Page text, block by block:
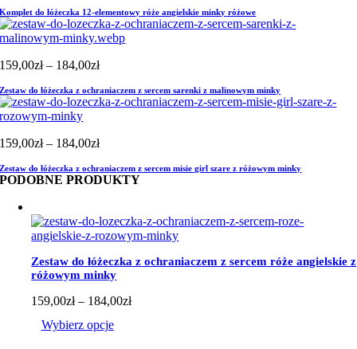
Komplet do łóżeczka 12-elementowy róże angielskie minky różowe
159,00zł – 184,00złZakres
od
159,00zł
Zestaw do łóżeczka z ochraniaczem z sercem sarenki z malinowym minky
159,00zł – 184,00złZakres
od
159,00zł
184,00zł
Zestaw do łóżeczka z ochraniaczem z sercem misie girl szare z różowym minky
PODOBNE PRODUKTY
Zestaw do łóżeczka z ochraniaczem z sercem róże angielskie z
różowym minky
159,00zł – 184,00złZakres
Wybierz opcje